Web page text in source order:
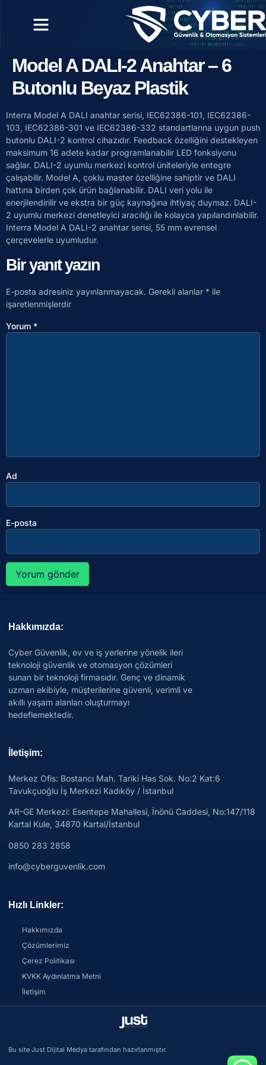
Model A DALI-2 Anahtar – 6
Butonlu Beyaz Plastik
Interra Model A DALI anahtar serisi, IEC62386-101, IEC62386-
103, IEC62386-301 ve IEC62386-332 standartlarına uygun push
butonlu DALI-2 kontrol cihazıdır. Feedback özelliğini destekleyen
maksimum 16 adete kadar programlanabilir LED fonksiyonu
sağlar. DALI-2 uyumlu merkezi kontrol üniteleriyle entegre
çalışabilir. Model A, çoklu master özelliğine sahiptir ve DALI
hattına birden çok ürün bağlanabilir. DALI veri yolu ile
enerjilendirilir ve ekstra bir güç kaynağına ihtiyaç duymaz. DALI-
2 uyumlu merkezi denetleyici aracılığı ile kolayca yapılandırılabilir.
Interra Model A DALI-2 anahtar serisi, 55 mm evrensel
çerçevelerle uyumludur.
Bir yanıt yazın
E-posta adresiniz yayınlanmayacak. Gerekli alanlar * ile
işaretlenmişlerdir
Yorum *
Ad
E-posta
Hakkımızda:
Cyber Güvenlik, ev ve iş yerlerine yönelik ileri
teknoloji güvenlik ve otomasyon çözümleri
sunan bir teknoloji firmasıdır. Genç ve dinamik
uzman ekibiyle, müşterilerine güvenli, verimli ve
akıllı yaşam alanları oluşturmayı
hedeflemektedir.
İletişim:
Merkez Ofis: Bostancı Mah. Tariki Has Sok. No:2 Kat:6
Tavukçuoğlu İş Merkezi Kadıköy / İstanbul
AR-GE Merkezi: Esentepe Mahallesi, İnönü Caddesi, No:147/118
Kartal Kule, 34870 Kartal/İstanbul
0850 283 2858
info@cyberguvenlik.com
Hızlı Linkler:
Hakkımızda
Çözümlerimiz
Çerez Politikası
KVKK Aydınlatma Metni
İletişim
Bu site Just Dijital Medya tarafından hazırlanmıştır.